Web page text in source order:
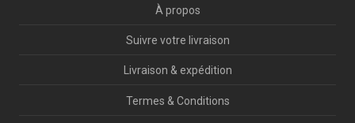
À propos
Suivre votre livraison
Livraison & expédition
Termes & Conditions